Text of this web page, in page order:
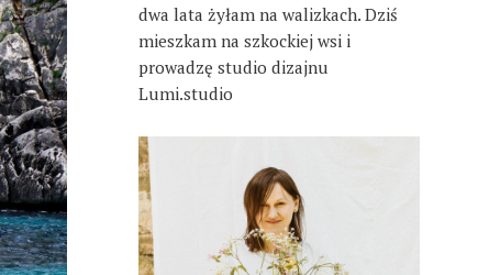
dwa lata żyłam na walizkach. Dziś
mieszkam na szkockiej wsi i
prowadzę studio dizajnu
Lumi.studio